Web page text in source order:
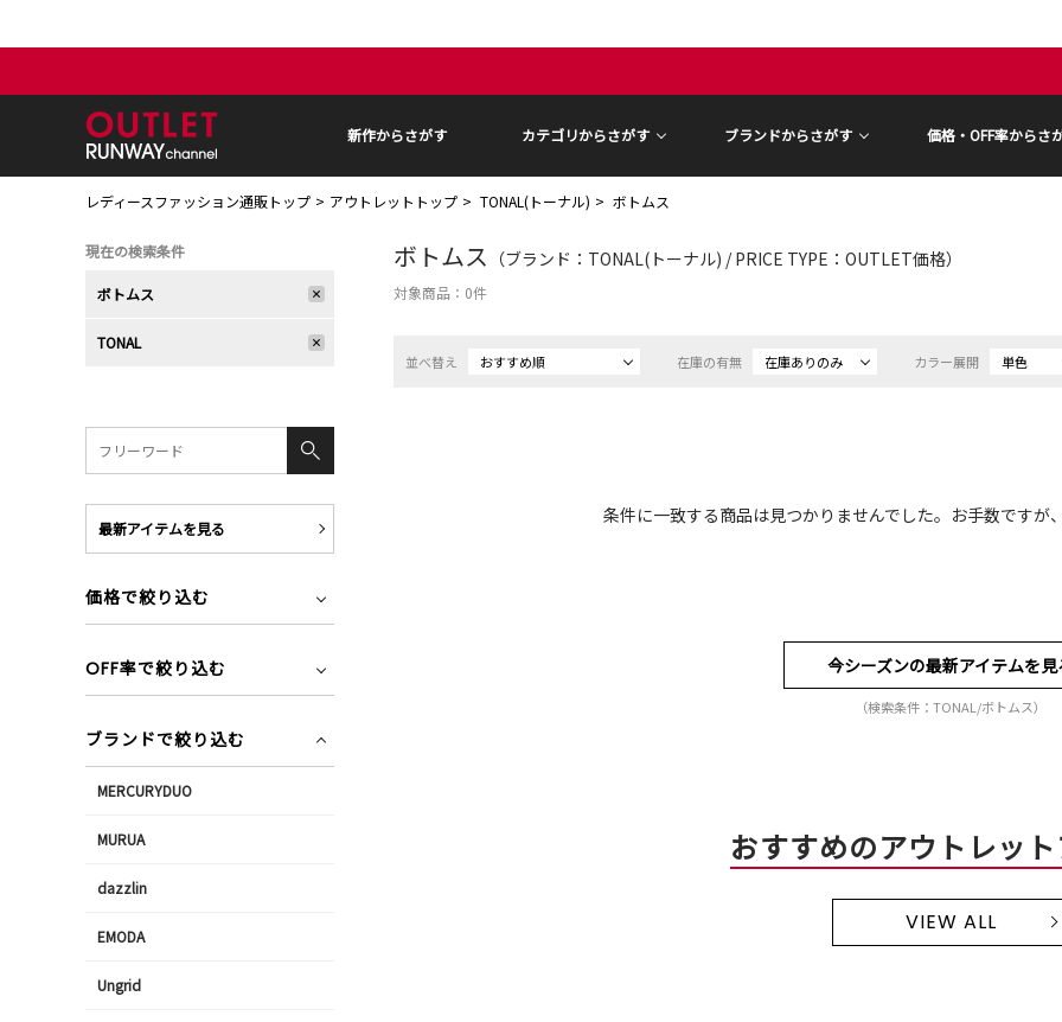
新作からさがす カテゴリからさがす ブランドからさがす 価格・OFF率からさ
レディースファッション通販トップ アウトレットトップ TONAL(トーナル) ボトムス
ボトムス （ブランド：TONAL(トーナル) / PRICE TYPE：OUTLET価格）
対象商品： 0件
並べ替え おすすめ順 在庫の有無 在庫ありのみ カラー展開 単色
条件に一致する商品は見つかりませんでした。お手数ですが
今シーズンの最新アイテムを見
（検索条件：TONAL/ボトムス）
おすすめのアウトレッ
VIEW ALL
現在の検索条件
ボトムス
TONAL
最新アイテムを見る
価格で絞り込む
OFF率で絞り込む
ブランドで絞り込む
MERCURYDUO
MURUA
dazzlin
EMODA
Ungrid